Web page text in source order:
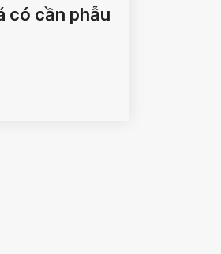
có cần phẫu